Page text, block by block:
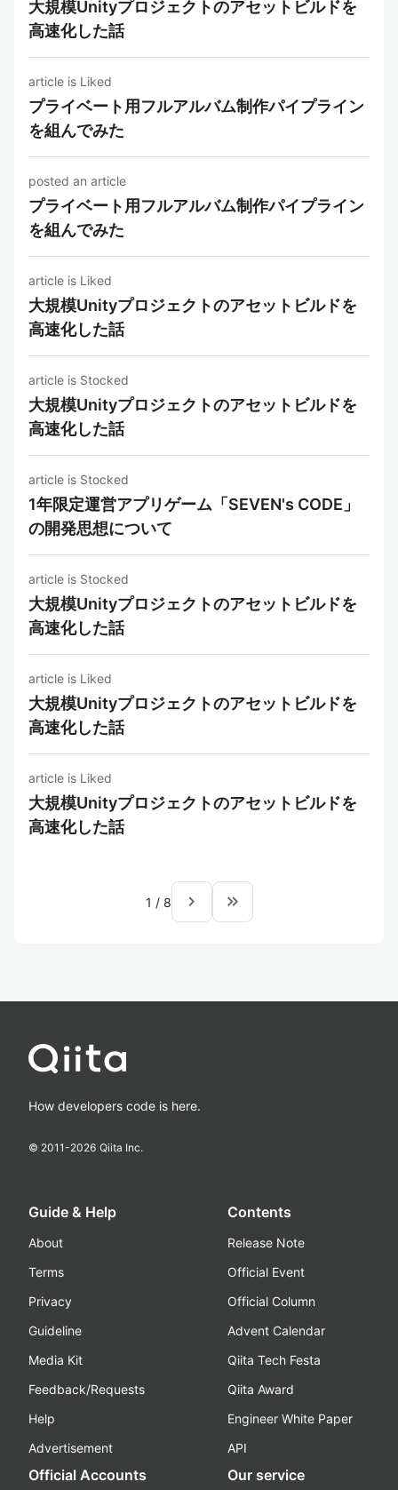
大規模Unityプロジェクトのアセットビルドを
高速化した話
article is Liked
プライベート用フルアルバム制作パイプライン
を組んでみた
posted an article
プライベート用フルアルバム制作パイプライン
を組んでみた
article is Liked
大規模Unityプロジェクトのアセットビルドを
高速化した話
article is Stocked
大規模Unityプロジェクトのアセットビルドを
高速化した話
article is Stocked
1年限定運営アプリゲーム「SEVEN's CODE」
の開発思想について
article is Stocked
大規模Unityプロジェクトのアセットビルドを
高速化した話
article is Liked
大規模Unityプロジェクトのアセットビルドを
高速化した話
article is Liked
大規模Unityプロジェクトのアセットビルドを
高速化した話
1 / 8 navigate_next keyboard_double_arrow_right
How developers code is here.
© 2011-2026 Qiita Inc.
Guide & Help
About
Terms
Privacy
Guideline
Media Kit
Feedback/Requests
Help
Advertisement
Contents
Release Note
Official Event
Official Column
Advent Calendar
Qiita Tech Festa
Qiita Award
Engineer White Paper
API
Official Accounts Our service